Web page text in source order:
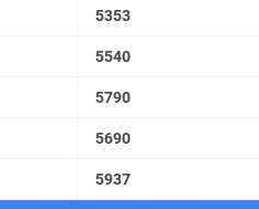
5353
5540
5790
5690
5937